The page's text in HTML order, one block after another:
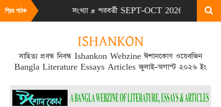
প্রিয় পাঠক
2026 সংখ্যা # পরবর্তী SEPT-OCT 2026 সংখ্যা প্রকাশিত হবে
ISHANKON
সাহিত্য প্রবন্ধ নিবন্ধ Ishankon Webzine ঈশানকোণ ওয়েবজিন
Bangla Literature Essays Articles জুলাই-অগাস্ট ২০২৬ ইং